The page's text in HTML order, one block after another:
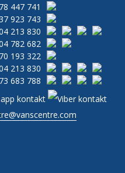
447 741
923 743
213 830
782 682
193 322
213 830
683 788